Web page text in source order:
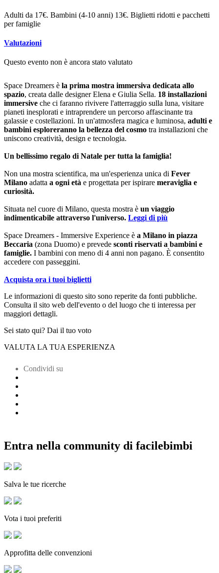
Adulti da 17€. Bambini (4-10 anni) 13€. Biglietti ridotti e pacchetti
per famiglie
Valutazioni
Questo evento non è ancora stato valutato
Space Dreamers è la prima mostra immersiva dedicata allo
spazio, creata dalle designer Elena e Giulia Sella. 18 installazioni
immersive che ci faranno rivivere l'atterraggio sulla luna, visitare
pianeti inesplorati e intraprendere un percorso affascinante tra
galassie e costellazioni. In un'atmosfera magica e luminosa, adulti e
bambini esploreranno la bellezza del cosmo tra installazioni che
uniscono creatività, design e tecnologia.
Un bellissimo regalo di Natale per tutta la famiglia!
Non una mostra scientifica, ma un'esperienza unica di Fever
Milano adatta a ogni età e progettata per ispirare meraviglia e
curiosità.
Situata nel cuore di Milano, questa mostra è un viaggio
indimenticabile attraverso l'universo. Leggi di più
Space Dreamers - Immersive Experience è a Milano in piazza
Beccaria (zona Duomo) e prevede sconti riservati a bambini e
famiglie. I bambini con meno di 4 anni non pagano. È consentito
accedere con passeggini.
Acquista ora i tuoi biglietti
Le informazioni di questo sito sono reperite da fonti pubbliche.
Consulta il sito web dell'evento o del luogo che ti interessa per
maggiori dettagli.
Sei stato qui? Dai il tuo voto
VALUTA LA TUA ESPERIENZA
Condividi su
Entra nella community di facilebimbi
Salva le tue ricerche
Vota i tuoi preferiti
Approfitta delle convenzioni